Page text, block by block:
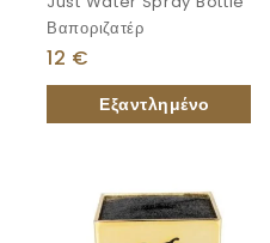
Βαποριζατέρ
12 €